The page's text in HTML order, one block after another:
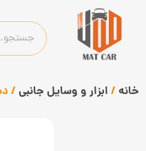
خانه / ابزار و وسایل جانبی/